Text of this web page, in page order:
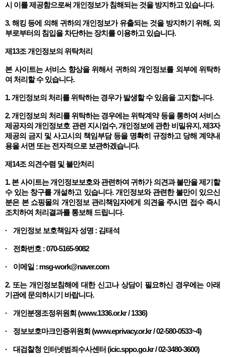
시 이를 제공함으로써 개인정보가 침해되는 것을 방지하고 있습니다.
3. 해킹 등에 의해 귀하의 개인정보가 유출되는 것을 방지하기 위해, 외
부로부터의 침입을 차단하는 장치를 이용하고 있습니다.
제13조 개인정보의 위탁처리
본 사이트는 서비스 향상을 위해서 귀하의 개인정보를 외부에 위탁하
여 처리할 수 있습니다.
1. 개인정보의 처리를 위탁하는 경우가 발생할 수 있음을 고지합니다.
2. 개인정보의 처리를 위탁하는 경우에는 위탁계약 등을 통하여 서비스
제공자의 개인정보호 관련 지시엄수, 개인정보에 관한 비밀유지, 제3자
제공의 금지 및 사고시의 책임부담 등을 명확히 규정하고 당해 계약내
용을 서면 또는 전자적으로 보관하겠습니다.
제14조 의견수렴 및 불만처리
1. 본 사이트는 개인정보보호와 관련하여 귀하가 의견과 불만을 제기할
수 있는 창구를 개설하고 있습니다. 개인정보와 관련한 불만이 있으신
분은 본 쇼핑몰의 개인정보 관리책임자에게 의견을 주시면 접수 즉시
조치하여 처리결과를 통보해 드립니다.
· 개인정보 보호책임자 성명 : 김태석
· 전화번호 : 070-5165-9082
· 이메일 : msg-work@naver.com
2. 또는 개인정보침해에 대한 신고나 상담이 필요하신 경우에는 아래
기관에 문의하시기 바랍니다.
· 개인분쟁조정위원회 (www.1336.or.kr / 1336)
· 정보보호마크인증위원회 (www.eprivacy.or.kr / 02-580-0533~4)
· 대검찰청 인터넷범죄수사센터 (icic.sppo.go.kr / 02-3480-3600)